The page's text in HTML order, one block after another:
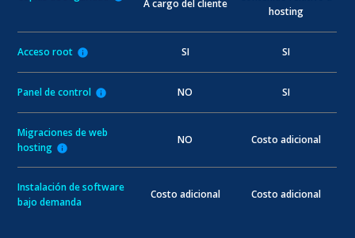
A cargo del cliente
hosting
Acceso root info SI SI
Panel de control info NO SI
Migraciones de web
hosting info
NO Costo adicional
Instalación de software
bajo demanda
Costo adicional Costo adicional